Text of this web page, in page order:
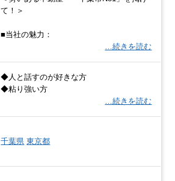
て！＞
■当社の魅力：
…続きを読む
◆人と話すのが好きな方
◆粘り強い方
…続きを読む
千葉県 東京都